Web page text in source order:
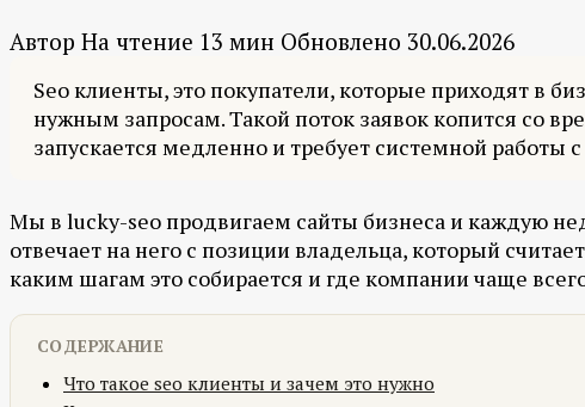
Автор На чтение 13 мин Обновлено 30.06.2026
Seo клиенты, это покупатели, которые приходят в
нужным запросам. Такой поток заявок копится со
запускается медленно и требует системной работы
Мы в lucky-seo продвигаем сайты бизнеса и каждую
отвечает на него с позиции владельца, который
каким шагам это собирается и где компании чаще
СОДЕРЖАНИЕ
Что такое seo клиенты и зачем это нужно